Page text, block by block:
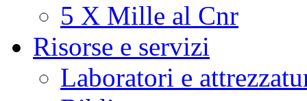
5 X Mille al Cnr
Risorse e servizi
Laboratori e